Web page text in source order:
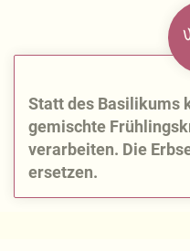
Statt des Basilikums
gemischte
verarbeiten. Die
ersetzen.